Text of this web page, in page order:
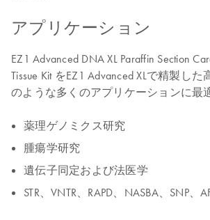
アプリケーション
EZ1 Advanced DNA XL Paraffin Section
Tissue Kit をEZ1 Advanced XLで精製し
のような多くのアプリケーションに最
薬理ゲノミクス研究
腫瘍学研究
遺伝子同定および法医学
STR、VNTR、RAPD、NASBA、SNP、